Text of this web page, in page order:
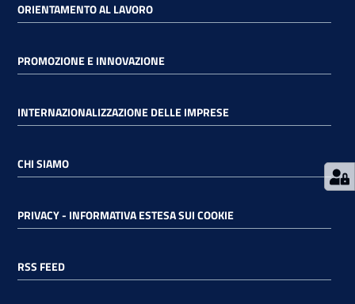
su
ORIENTAMENTO AL LAVORO
PROMOZIONE E INNOVAZIONE
INTERNAZIONALIZZAZIONE DELLE IMPRESE
CHI SIAMO
PRIVACY - INFORMATIVA ESTESA SUI COOKIE
RSS FEED